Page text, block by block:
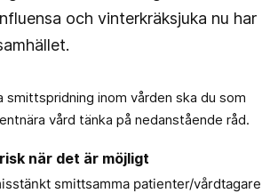
och vinterkräksjuka nu har
inom vården ska du som
vård tänka på nedanstående råd.
när det är möjligt
smittsamma patienter/vårdtagare